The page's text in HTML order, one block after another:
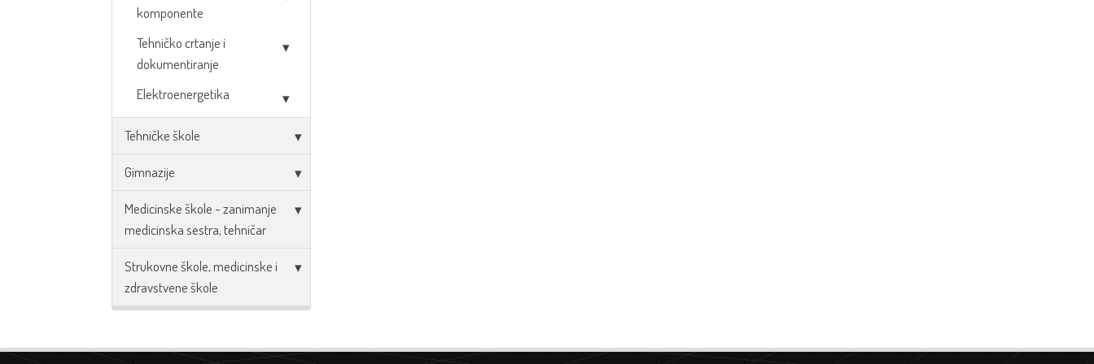
komponente
Tehničko crtanje i
dokumentiranje
Elektroenergetika
Tehničke škole
Gimnazije
Medicinske škole - zanimanje
medicinska sestra, tehničar
Strukovne škole, medicinske i
zdravstvene škole